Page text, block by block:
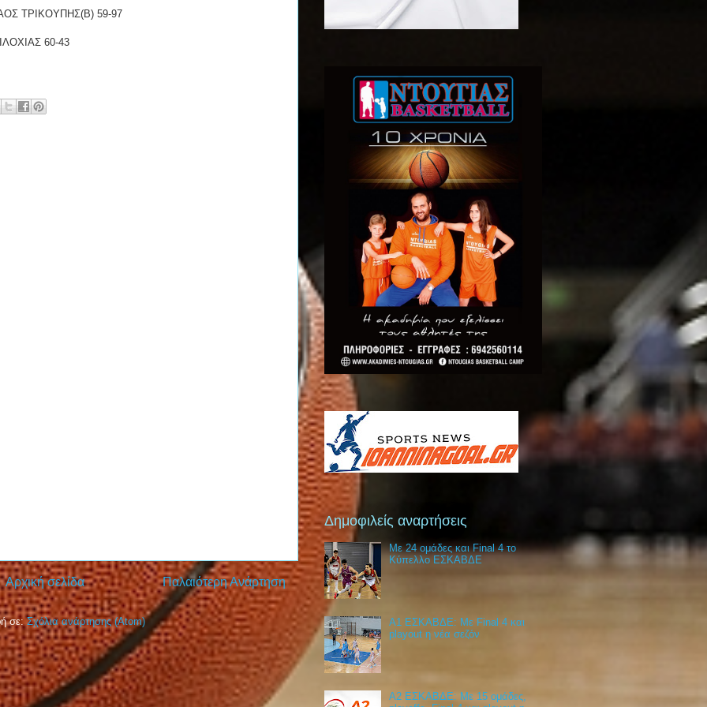
ΤΡΙΚΟΥΠΗΣ(Β) 59-97
60-43
Παλαιότερη Ανάρτηση
Αρχική σελίδα
σε:Σχόλια ανάρτησης (Atom)
Δημοφιλείς αναρτήσεις
Με 24 ομάδες και Final 4 το
Κύπελλο ΕΣΚΑΒΔΕ
Α1 ΕΣΚΑΒΔΕ: Με Final 4 και
playout η νέα σεζόν
Α2 ΕΣΚΑΒΔΕ: Με 15 ομάδες,